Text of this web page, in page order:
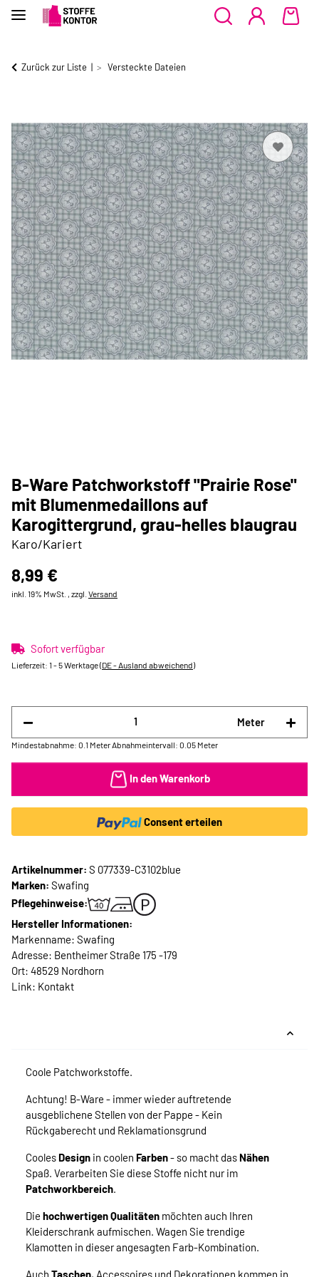
Zurück zur Liste Versteckte Dateien
B-Ware Patchworkstoff "Prairie Rose"
mit Blumenmedaillons auf
Karogittergrund, grau-helles blaugrau
Karo/Kariert
8,99 €
inkl. 19% MwSt. , zzgl. Versand
Sofort verfügbar
Lieferzeit: 1 - 5 Werktage(DE - Ausland abweichend)
Meter
Mindestabnahme: 0.1 Meter Abnahmeintervall: 0.05 Meter
In den Warenkorb
Consent erteilen
Artikelnummer: S 077339-C3102blue
Marken: Swafing
Pflegehinweise:
Hersteller Informationen:
Markenname: Swafing
Adresse: Bentheimer Straße 175 -179
Ort: 48529 Nordhorn
Link: Kontakt
Coole Patchworkstoffe.
Achtung! B-Ware - immer wieder auftretende
ausgeblichene Stellen von der Pappe - Kein
Rückgaberecht und Reklamationsgrund
Cooles Design in coolen Farben- so macht das Nähen
Spaß. Verarbeiten Sie diese Stoffe nicht nur im
Patchworkbereich.
Die hochwertigen Qualitäten möchten auch Ihren
Kleiderschrank aufmischen. Wagen Sie trendige
Klamotten in dieser angesagten Farb-Kombination.
Auch Taschen, Accessoires und Dekorationen kommen in